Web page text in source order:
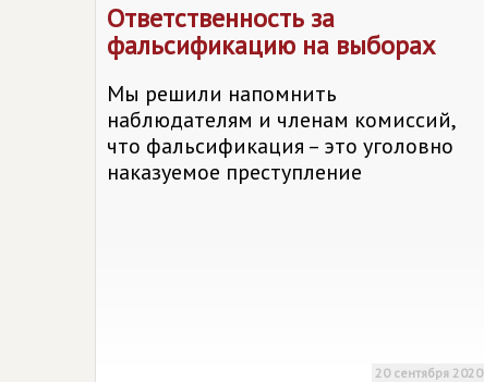
Ответственность за
фальсификацию на выборах
Мы решили напомнить
наблюдателям и членам комиссий,
что фальсификация – это уголовно
наказуемое преступление
20 сентября 2020